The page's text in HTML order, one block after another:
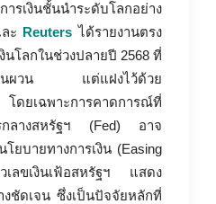
รเงินชั้นนำระดับโลกอย่าง
ะ Reuters ได้รายงานตรง
นโลกในช่วงปลายปี 2568 ที่
มผันผวน แต่แฝงไว้ด้วย
ยเฉพาะการคาดการณ์ที่
กลางสหรัฐฯ (Fed) อาจ
ยบายทางการเงิน (Easing
เลขเงินเฟ้อสหรัฐฯ แสดง
ชัดเจน ซึ่งเป็นปัจจัยหลักที่